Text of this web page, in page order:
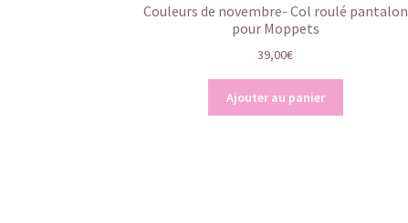
Couleurs de novembre- Col roulé pantalon
pour Moppets
39,00€
Ajouter au panier